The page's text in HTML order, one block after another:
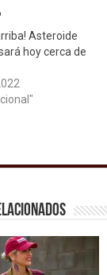
Asteroide
hoy cerca de